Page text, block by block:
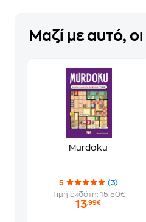
Μαζί με αυτό,
Murdoku
5
(3)
Τιμή εκδότη: 15.50€
13,99€